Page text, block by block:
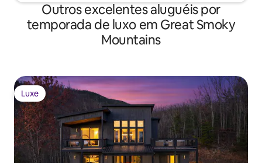
Outros excelentes aluguéis por
temporada de luxo em Great Smoky
Mountains
Luxe
Luxe